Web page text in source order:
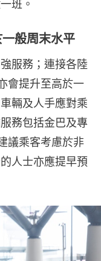
班。
般周末水平
服務；連接各陸
會提升至高於一
輛及人手應對乘
務包括金巴及專
議乘客考慮於非
人士亦應提早預